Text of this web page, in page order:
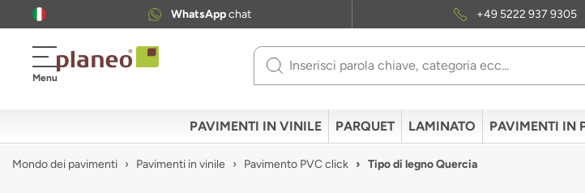
WhatsAppchat +49 5222 937 9305
Menu
Use
down
arrows
PAVIMENTI IN VINILE PARQUET LAMINATO PAVIMENTI IN
Mondo dei pavimenti Pavimenti in vinile Pavimento PVC click Tipo di legno Quercia